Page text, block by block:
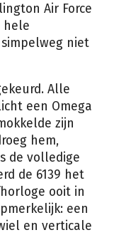
Air Force
hele
niet
Alle
een Omega
zijn
hem,
de volledige
de 6139 het
ooit in
een
en verticale